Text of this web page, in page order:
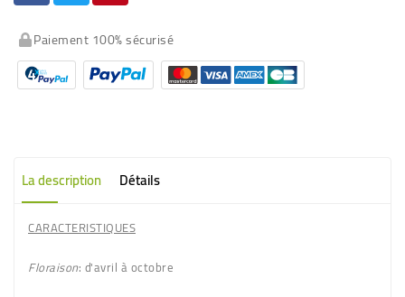
Paiement 100% sécurisé
La description Détails
CARACTERISTIQUES
Floraison: d'avril à octobre